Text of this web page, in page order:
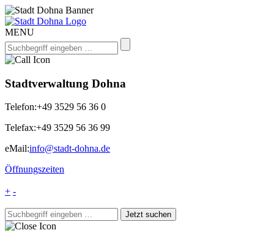
MENU
Stadtverwaltung Dohna
Telefon:+49 3529 56 36 0
Telefax:+49 3529 56 36 99
eMail:info@stadt-dohna.de
Öffnungszeiten
+ -